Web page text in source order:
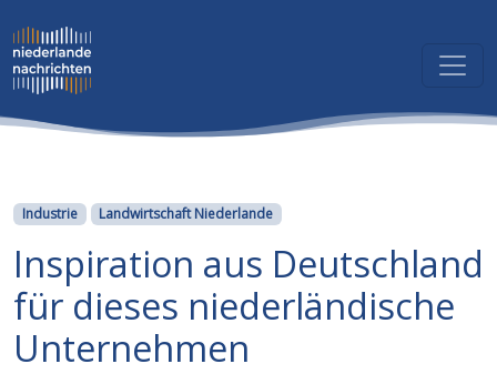
Kategorien
Industrie Landwirtschaft Niederlande
Inspiration aus Deutschland
für dieses niederländische
Unternehmen